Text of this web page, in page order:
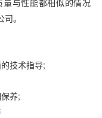
。
技术指导;
养;